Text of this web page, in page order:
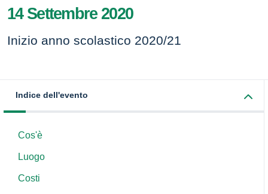
14 Settembre 2020
Inizio anno scolastico 2020/21
Indice dell'evento
Cos'è
Luogo
Costi